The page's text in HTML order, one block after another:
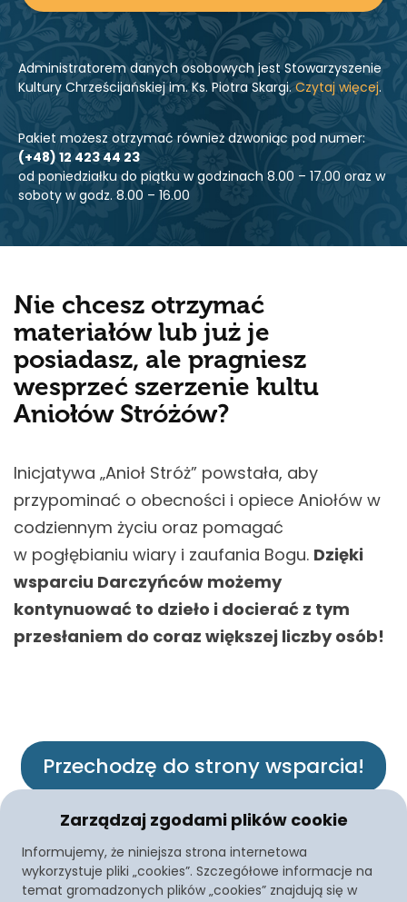
Administratorem danych osobowych jest Stowarzyszenie
Kultury Chrześcijańskiej im. Ks. Piotra Skargi.Czytaj więcej.
Pakiet możesz otrzymać również dzwoniąc pod numer:
(+48) 12 423 44 23
od poniedziałku do piątku w godzinach 8.00 – 17.00 oraz w
soboty w godz. 8.00 – 16.00
Nie chcesz otrzymać
materiałów lub już je
posiadasz, ale pragniesz
wesprzeć szerzenie kultu
Aniołów Stróżów?
Inicjatywa „Anioł Stróż” powstała, aby
przypominać o obecności i opiece Aniołów w
codziennym życiu oraz pomagać
w pogłębianiu wiary i zaufania Bogu. Dzięki
wsparciu Darczyńców możemy
kontynuować to dzieło i docierać z tym
przesłaniem do coraz większej liczby osób!
Przechodzę do strony wsparcia!
StowarzyszeniePrzekazanie
Polityka
Zarządzaj zgodami plików cookie
Informujemy, że niniejsza strona internetowa
wykorzystuje pliki „cookies”. Szczegółowe informacje na
temat gromadzonych plików „cookies” znajdują się w